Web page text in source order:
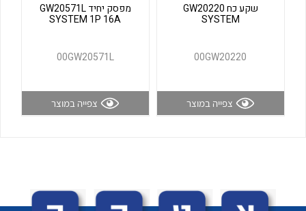
שקע כח GW20220
SYSTEM
00GW20220
צפייה במוצר
מפסק יחיד GW20571L
SYSTEM 1P 16A
00GW20571L
צפייה במוצר